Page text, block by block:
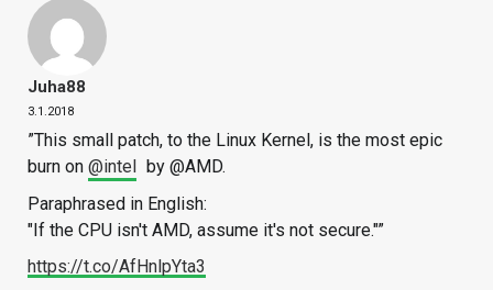
Juha88
3.1.2018
”This small patch, to the Linux Kernel, is the most epic
burn on @intel by @AMD.
Paraphrased in English:
"If the CPU isn't AMD, assume it's not secure."”
https://t.co/AfHnlpYta3